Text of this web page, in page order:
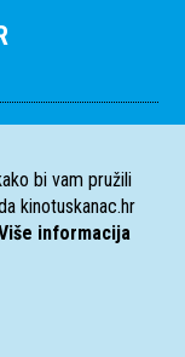
bi vam pružili
kinotuskanac.hr
informacija